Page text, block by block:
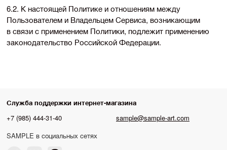
6.2. К настоящей Политике и отношениям между
Пользователем и Владельцем Сервиса, возникающим
в связи с применением Политики, подлежит применению
законодательство Российской Федерации.
Служба поддержки интернет-магазина
+7 (985) 444-31-40
sample@sample-art.com
SAMPLE в социальных сетях